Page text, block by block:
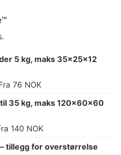
5 kg, maks 35×25×12
76 NOK
35 kg, maks 120×60×60
140 NOK
tillegg for overstørrelse